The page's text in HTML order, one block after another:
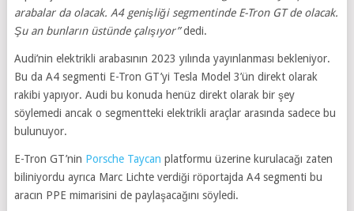
arabalar da olacak. A4 genişliği segmentinde E-Tron GT de olacak.
Şu an bunların üstünde çalışıyor”dedi.
Audi’nin elektrikli arabasının 2023 yılında yayınlanması bekleniyor.
Bu da A4 segmenti E-Tron GT’yi Tesla Model 3’ün direkt olarak
rakibi yapıyor. Audi bu konuda henüz direkt olarak bir şey
söylemedi ancak o segmentteki elektrikli araçlar arasında sadece bu
bulunuyor.
E-Tron GT’nin Porsche Taycan platformu üzerine kurulacağı zaten
biliniyordu ayrıca Marc Lichte verdiği röportajda A4 segmenti bu
aracın PPE mimarisini de paylaşacağını söyledi.